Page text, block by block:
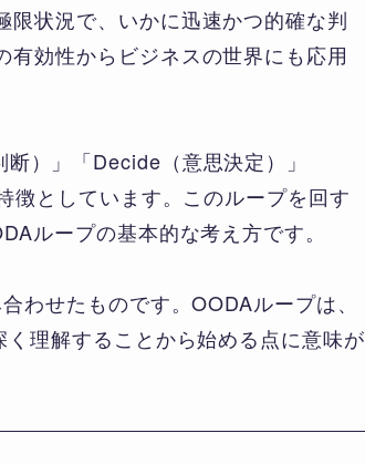
状況で、いかに迅速かつ的確な判
効性からビジネスの世界にも応用
）」「Decide（意思決定）」
徴としています。このループを回す
ループの基本的な考え方です。
わせたものです。OODAループは、
理解することから始める点に意味が